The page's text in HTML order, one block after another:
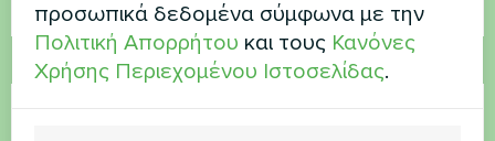
Σχόλιο
προσωπικά δεδομένα σύμφωνα με την
Πολιτική Απορρήτου και τους Κανόνες
Χρήσης Περιεχομένου Ιστοσελίδας.